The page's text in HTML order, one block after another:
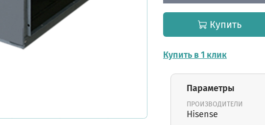
Купить
Купить в 1 клик
Параметры
ПРОИЗВОДИТЕЛИ
Hisense